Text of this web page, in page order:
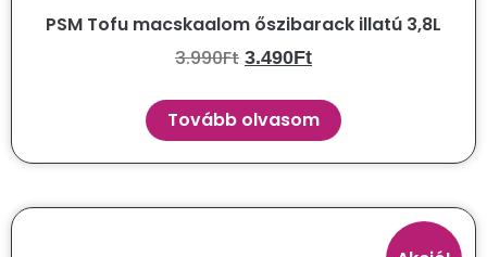
PSM Tofu macskaalom őszibarack illatú 3,8L
3.990Ft 3.490Ft
Tovább olvasom